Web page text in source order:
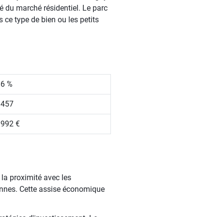
du marché résidentiel. Le parc
type de bien ou les petits
%
€
proximité avec les
Cette assise économique